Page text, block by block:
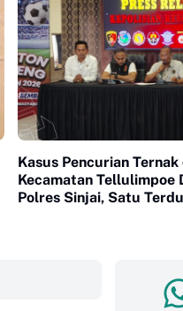
Kasus Pencurian Ternak
Kecamatan Tellulimpoe
Polres Sinjai, Satu